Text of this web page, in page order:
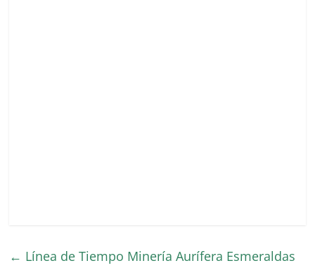
← Línea de Tiempo Minería Aurífera Esmeraldas